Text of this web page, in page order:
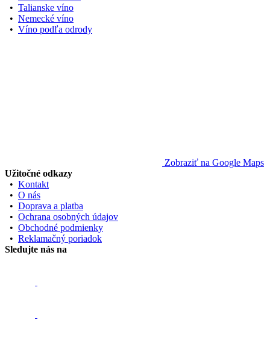
• Talianske víno
• Nemecké víno
• Víno podľa odrody
Zobraziť na Google Maps
Užitočné odkazy
• Kontakt
• O nás
• Doprava a platba
• Ochrana osobných údajov
• Obchodné podmienky
• Reklamačný poriadok
Sledujte nás na